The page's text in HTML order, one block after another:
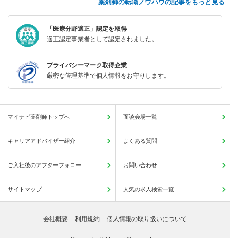
薬剤師の転職ノウハウの記事をもっと見る
「医療分野適正」認定を取得
適正認定事業者として認定されました。
プライバシーマーク取得企業
厳密な管理基準で個人情報をお守りします。
マイナビ薬剤師トップへ 面談会場一覧
キャリアアドバイザー紹介 よくある質問
ご入社後のアフターフォロー お問い合わせ
サイトマップ 人気の求人検索一覧
会社概要 利用規約 個人情報の取り扱いについて